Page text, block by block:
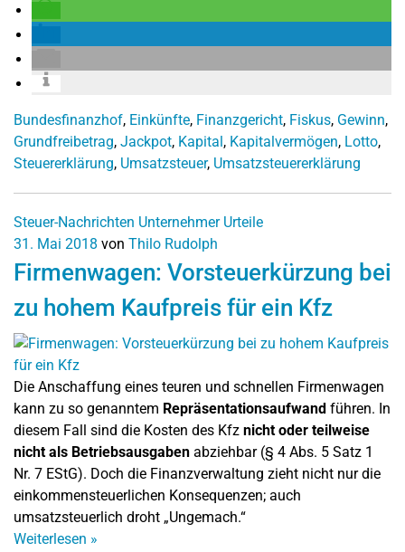
Bundesfinanzhof, Einkünfte, Finanzgericht, Fiskus, Gewinn,
Grundfreibetrag, Jackpot, Kapital , Kapitalvermögen, Lotto,
Steuererklärung, Umsatzsteuer, Umsatzsteuererklärung
Steuer-Nachrichten Unternehmer Urteile
31. Mai 2018 von Thilo Rudolph
Firmenwagen: Vorsteuerkürzung bei
zu hohem Kaufpreis für ein Kfz
Die Anschaffung eines teuren und schnellen Firmenwagen
kann zu so genanntem Repräsentationsaufwand führen. In
diesem Fall sind die Kosten des Kfz nicht oder teilweise
nicht als Betriebsausgaben abziehbar (§ 4 Abs. 5 Satz 1
Nr. 7 EStG). Doch die Finanzverwaltung zieht nicht nur die
einkommensteuerlichen Konsequenzen; auch
umsatzsteuerlich droht „Ungemach.“
Weiterlesen »